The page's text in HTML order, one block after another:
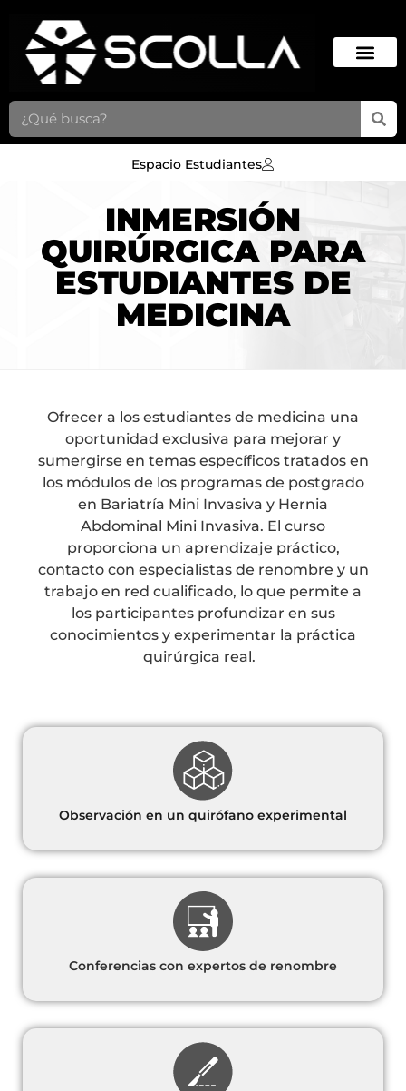
Espacio Estudiantes
INMERSIÓN
QUIRÚRGICA PARA
ESTUDIANTES DE
INMERSIÓN
QUIRÚRGICA PARA
ESTUDIANTES DE
MEDICINA
Ofrecer a los estudiantes de medicina una
oportunidad exclusiva para mejorar y
sumergirse en temas específicos tratados en
los módulos de los programas de postgrado
en Bariatría Mini Invasiva y Hernia
Abdominal Mini Invasiva. El curso
proporciona un aprendizaje práctico,
contacto con especialistas de renombre y un
trabajo en red cualificado, lo que permite a
los participantes profundizar en sus
conocimientos y experimentar la práctica
quirúrgica real.
Observación en un quirófano experimental
Conferencias con expertos de renombre